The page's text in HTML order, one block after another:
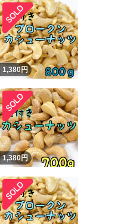
1,380円
1,380円